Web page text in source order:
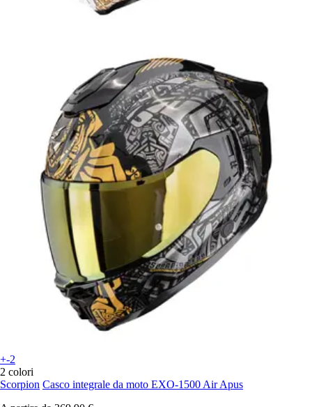
+-2
2 colori
Scorpion Casco integrale da moto EXO-1500 Air Apus